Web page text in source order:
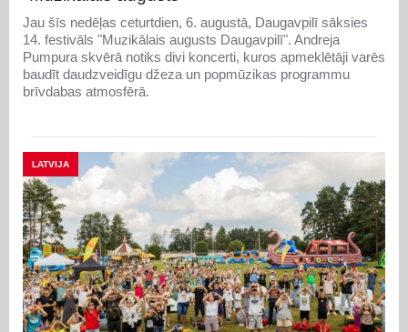
Jau šīs nedēļas ceturtdien, 6. augustā, Daugavpilī sāksies
14. festivāls "Muzikālais augusts Daugavpilī". Andreja
Pumpura skvērā notiks divi koncerti, kuros apmeklētāji varēs
baudīt daudzveidīgu džeza un popmūzikas programmu
brīvdabas atmosfērā.
LATVIJA